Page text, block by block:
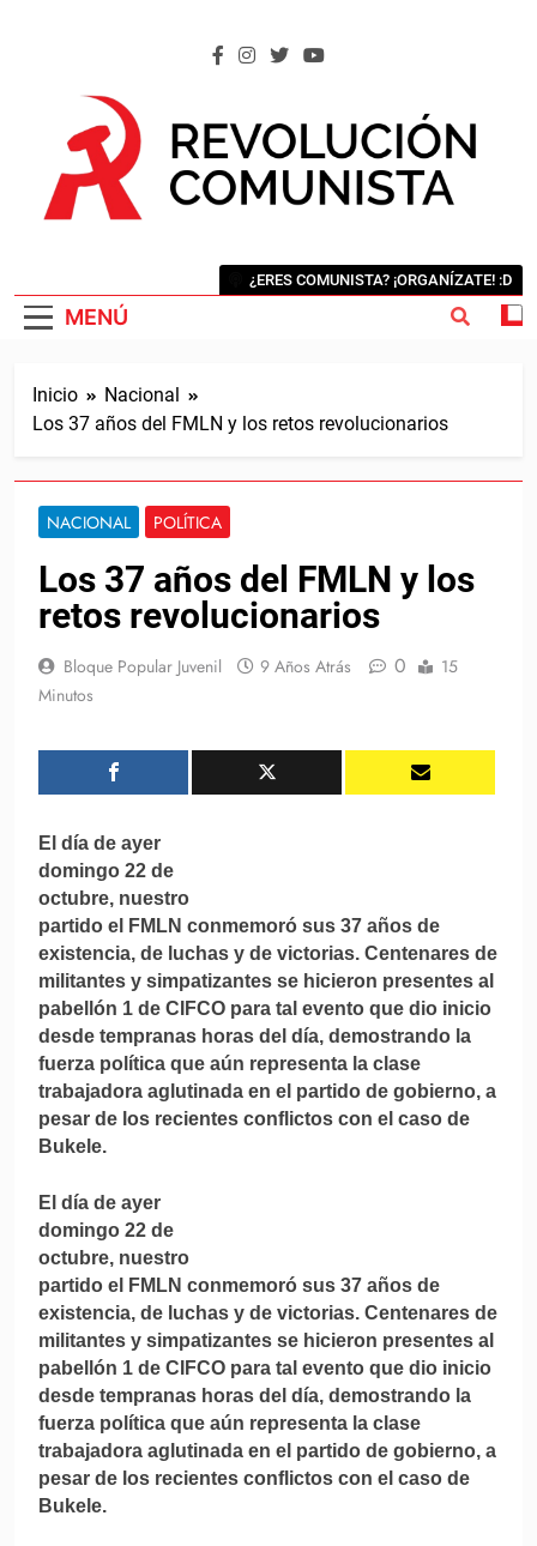
MENÚ
¿ERES COMUNISTA? ¡ORGANÍZATE! :D
Inicio
Nacional
Los 37 años del FMLN y los retos revolucionarios
NACIONAL POLÍTICA
Los 37 años del FMLN y los
retos revolucionarios
Bloque Popular Juvenil 9 Años Atrás 0
15
Minutos
El día de ayer
domingo 22 de
octubre, nuestro
partido el FMLN conmemoró sus 37 años de
existencia, de luchas y de victorias. Centenares de
militantes y simpatizantes se hicieron presentes al
pabellón 1 de CIFCO para tal evento que dio inicio
desde tempranas horas del día, demostrando la
fuerza política que aún representa la clase
trabajadora aglutinada en el partido de gobierno, a
pesar de los recientes conflictos con el caso de
Bukele.
El día de ayer
domingo 22 de
octubre, nuestro
partido el FMLN conmemoró sus 37 años de
existencia, de luchas y de victorias. Centenares de
militantes y simpatizantes se hicieron presentes al
pabellón 1 de CIFCO para tal evento que dio inicio
desde tempranas horas del día, demostrando la
fuerza política que aún representa la clase
trabajadora aglutinada en el partido de gobierno, a
pesar de los recientes conflictos con el caso de
Bukele.